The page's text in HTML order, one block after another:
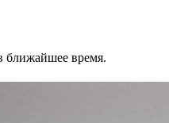
ближайшее время.